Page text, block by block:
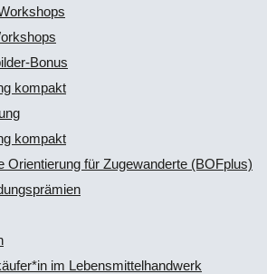
Bonus
kompakt
kompakt
Orientierung für Zugewanderte (BOFplus)
im Lebensmittelhandwerk